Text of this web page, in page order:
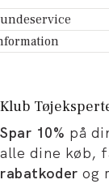
-
dit køb
Tøjeksperten
og
og karriere
Klub
Spar 10% på
alle dine køb,
rabatkoder og